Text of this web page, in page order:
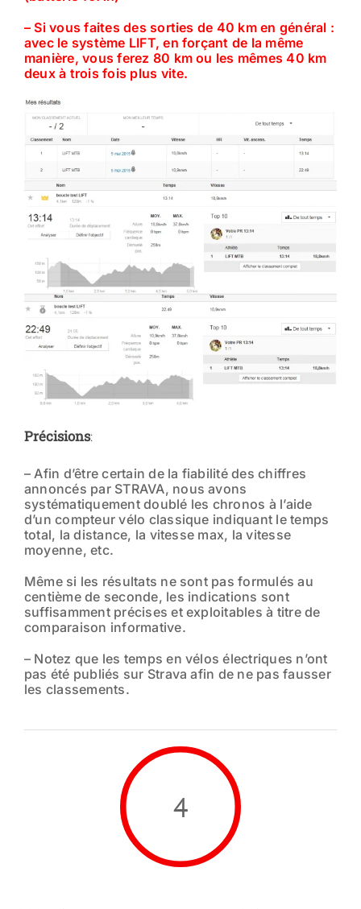
– Si vous faites des sorties de 40 km en général :
avec le système LIFT, en forçant de la même
manière, vous ferez 80 km ou les mêmes 40 km
deux à trois fois plus vite.
Précisions:
– Afin d’être certain de la fiabilité des chiffres
annoncés par STRAVA, nous avons
systématiquement doublé les chronos à l’aide
d’un compteur vélo classique indiquant le temps
total, la distance, la vitesse max, la vitesse
moyenne, etc.
Même si les résultats ne sont pas formulés au
centième de seconde, les indications sont
suffisamment précises et exploitables à titre de
comparaison informative.
– Notez que les temps en vélos électriques n’ont
pas été publiés sur Strava afin de ne pas fausser
les classements.
4